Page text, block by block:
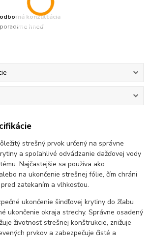
konzultácia
hneď
strešný prvok určený na správne
a spoľahlivé odvádzanie dažďovej vody
Najčastejšie sa používa ako
na ukončenie strešnej fólie, čím chráni
zatekaním a vlhkosťou.
ukončenie šindľovej krytiny do žľabu
ukončenie okraja strechy. Správne osadený
životnosť strešnej konštrukcie, znižuje
prvkov a zabezpečuje čisté a